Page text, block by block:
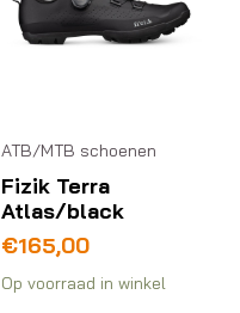
ATB/MTB schoenen
Fizik Terra
Atlas/black
€165,00
Op voorraad in winkel